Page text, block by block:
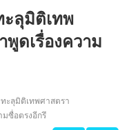
ลุมิติเทพ
พูดเรื่องความ
ลุมิติเทพศาสตรา
มซื่อตรงอีกรึ